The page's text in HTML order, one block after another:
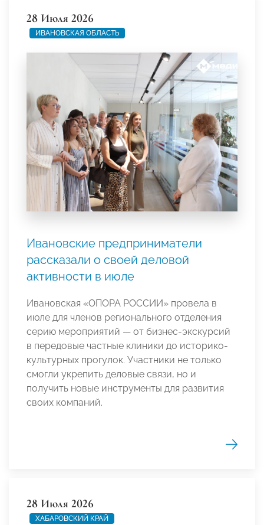
28 Июля 2026
ИВАНОВСКАЯ ОБЛАСТЬ
Ивановские предприниматели
рассказали о своей деловой
активности в июле
Ивановская «ОПОРА РОССИИ» провела в
июле для членов регионального отделения
серию мероприятий — от бизнес-экскурсий
в передовые частные клиники до историко-
культурных прогулок. Участники не только
смогли укрепить деловые связи, но и
получить новые инструменты для развития
своих компаний.
28 Июля 2026
ХАБАРОВСКИЙ КРАЙ